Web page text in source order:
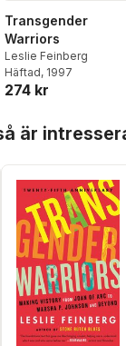
röster:
Transgender
Warriors
Leslie Feinberg
Häftad, 1997
274 kr
är